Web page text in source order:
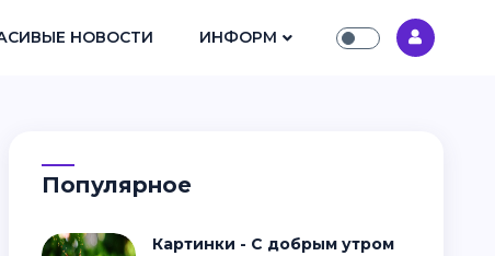
НОВОСТИ ИНФОРМ
Популярное
Картинки - С добрым утром